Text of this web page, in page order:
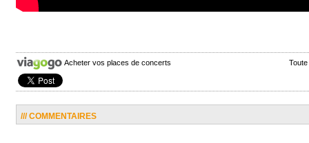
Acheter vos places de concerts
/// COMMENTAIRES